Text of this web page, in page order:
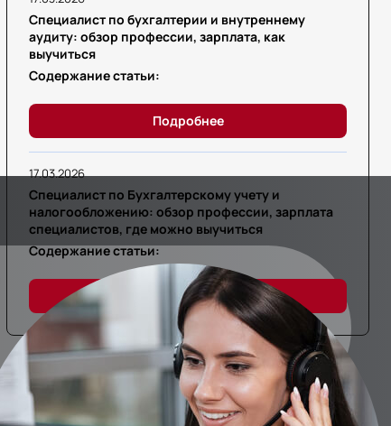
Специалист по бухгалтерии и внутреннему
аудиту: обзор профессии, зарплата, как
выучиться
Содержание статьи:
Подробнее
17.03.2026
Специалист по Бухгалтерскому учету и
налогообложению: обзор профессии, зарплата
специалистов, где можно выучиться
Содержание статьи:
Подробнее